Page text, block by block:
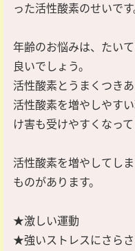
った活性酸素のせいです
年齢のお悩みは、たい
良いでしょう。
活性酸素とうまくつき
活性酸素を増やしやす
け害も受けやすくなって
活性酸素を増やしてし
ものがあります。
★激しい運動
★強いストレスにさら